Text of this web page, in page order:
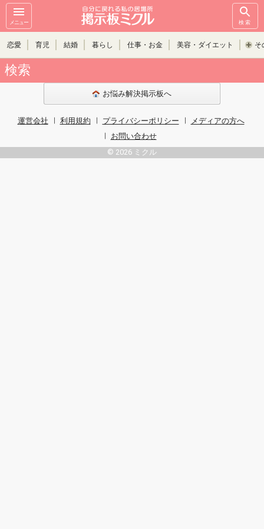
メニュー 検索
恋愛 育児 結婚 暮らし 仕事・お金 美容・ダイエット そ
検索
お悩み解決掲示板へ
運営会社 利用規約 プライバシーポリシー
メディアの方へ
お問い合わせ
© 2026 ミクル